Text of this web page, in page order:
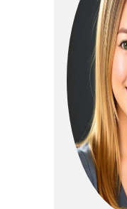
et
unique :
permet
la
relever
des
contrôlé
de
Le hub